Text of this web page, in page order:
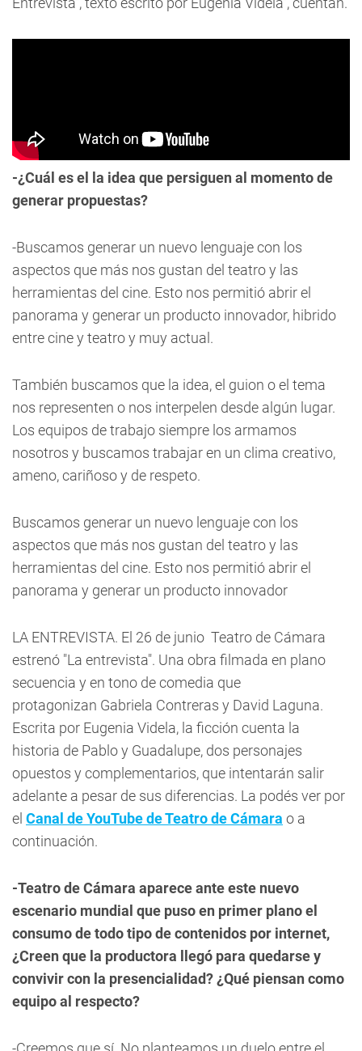
-¿Cuál es el la idea que persiguen al momento de
generar propuestas?
-Buscamos generar un nuevo lenguaje con los
aspectos que más nos gustan del teatro y las
herramientas del cine. Esto nos permitió abrir el
panorama y generar un producto innovador, hibrido
entre cine y teatro y muy actual.
También buscamos que la idea, el guion o el tema
nos representen o nos interpelen desde algún lugar.
Los equipos de trabajo siempre los armamos
nosotros y buscamos trabajar en un clima creativo,
ameno, cariñoso y de respeto.
Buscamos generar un nuevo lenguaje con los
aspectos que más nos gustan del teatro y las
herramientas del cine. Esto nos permitió abrir el
panorama y generar un producto innovador
LA ENTREVISTA. El 26 de junio Teatro de Cámara
estrenó "La entrevista". Una obra filmada en plano
secuencia y en tono de comedia que
protagonizan Gabriela Contreras y David Laguna.
Escrita por Eugenia Videla, la ficción cuenta la
historia de Pablo y Guadalupe, dos personajes
opuestos y complementarios, que intentarán salir
adelante a pesar de sus diferencias. La podés ver por
el Canal de YouTube de Teatro de Cámara o a
continuación.
-Teatro de Cámara aparece ante este nuevo
escenario mundial que puso en primer plano el
consumo de todo tipo de contenidos por internet,
¿Creen que la productora llegó para quedarse y
convivir con la presencialidad? ¿Qué piensan como
equipo al respecto?